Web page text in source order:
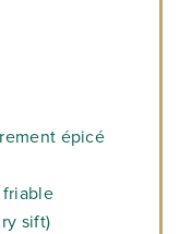
épicé
sift)